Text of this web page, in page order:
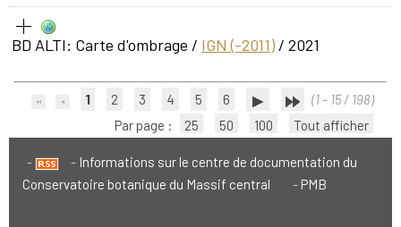
BD ALTI: Carte d'ombrage / IGN (-2011)/ 2021
1 2 3 4 5 6
(1 - 15 / 198)
Par page :
25 50 100 Tout afficher
Informations sur le centre de documentation du
Conservatoire botanique du Massif central
PMB